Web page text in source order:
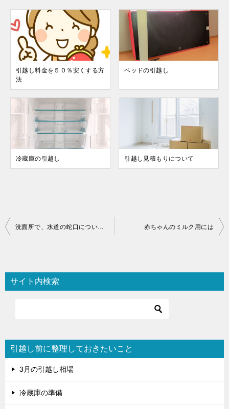
引越し料金を５０％安くする方
法
ベッドの引越し
冷蔵庫の引越し 引越し見積もりについて
投
ビ
ゲ
ョ
ン
洗面所で、水道の蛇口についた汚い水垢掃除に、シャークスチームポータブルを使ってみた 赤ちゃんのミルク用には
サイト内検索
引越し前に整理しておきたいこと
3月の引越し相場
冷蔵庫の準備